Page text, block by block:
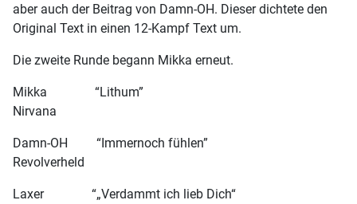
aber auch der Beitrag von Damn-OH. Dieser dichtete den
Original Text in einen 12-Kampf Text um.
Die zweite Runde begann Mikka erneut.
Mikka “Lithum”
Nirvana
Damn-OH “Immernoch fühlen”
Revolverheld
Laxer “„Verdammt ich lieb Dich“